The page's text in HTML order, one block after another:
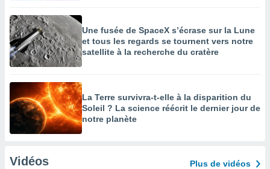
Une fusée de SpaceX s’écrase sur la Lune
et tous les regards se tournent vers notre
satellite à la recherche du cratère
La Terre survivra-t-elle à la disparition du
Soleil ? La science réécrit le dernier jour de
notre planète
Vidéos Plus de vidéos